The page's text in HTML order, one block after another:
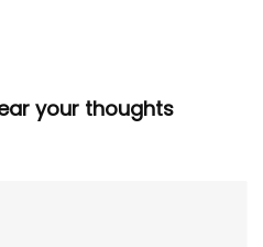
your thoughts